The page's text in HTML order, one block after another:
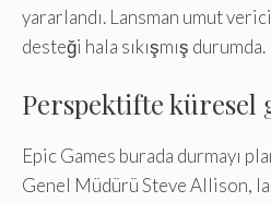
yararlandı. Lansman umut
desteği hala sıkışmış durumda.
Perspektifte küresel
Epic Games burada durmayı
Genel Müdürü Steve Allison,